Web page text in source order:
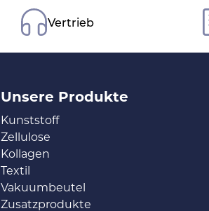
Vertrieb
Unsere Produkte
Kunststoff
Zellulose
Kollagen
Textil
Vakuumbeutel
Zusatzprodukte